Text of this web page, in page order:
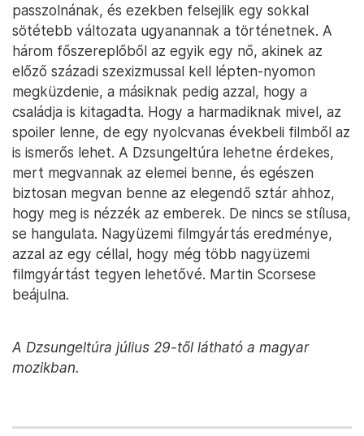
passzolnának, és ezekben felsejlik egy sokkal
sötétebb változata ugyanannak a történetnek. A
három főszereplőből az egyik egy nő, akinek az
előző századi szexizmussal kell lépten-nyomon
megküzdenie, a másiknak pedig azzal, hogy a
családja is kitagadta. Hogy a harmadiknak mivel, az
spoiler lenne, de egy nyolcvanas évekbeli filmből az
is ismerős lehet. A Dzsungeltúra lehetne érdekes,
mert megvannak az elemei benne, és egészen
biztosan megvan benne az elegendő sztár ahhoz,
hogy meg is nézzék az emberek. De nincs se stílusa,
se hangulata. Nagyüzemi filmgyártás eredménye,
azzal az egy céllal, hogy még több nagyüzemi
filmgyártást tegyen lehetővé. Martin Scorsese
beájulna.
A Dzsungeltúra július 29-től látható a magyar
mozikban.